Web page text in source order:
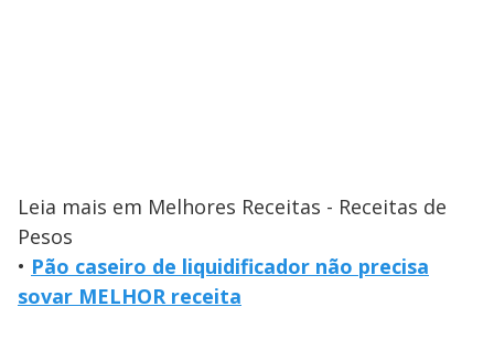
Leia mais em Melhores Receitas - Receitas de
Pesos
• Pão caseiro de liquidificador não precisa
sovar MELHOR receita